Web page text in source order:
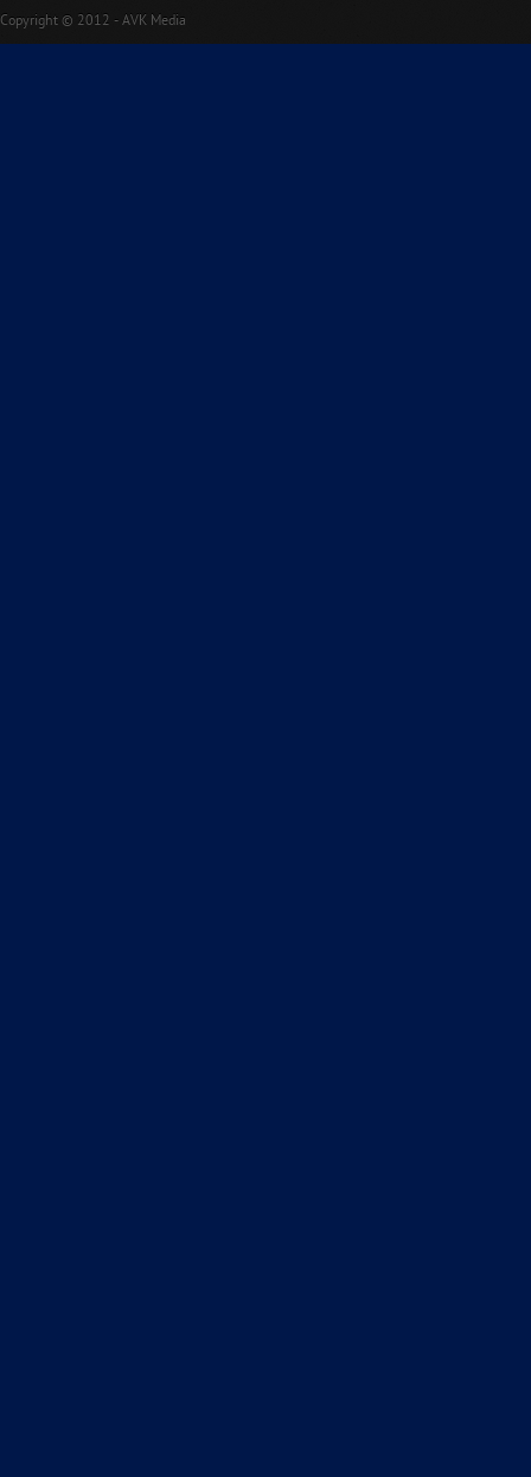
Copyright © 2012 - AVK Media